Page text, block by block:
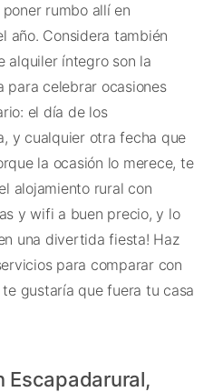
rumbo allí en
año. Considera también
alquiler íntegro son la
para celebrar ocasiones
el día de los
y cualquier otra fecha que
la ocasión lo merece, te
alojamiento rural con
y wifi a buen precio, y lo
una divertida fiesta! Haz
para comparar con
gustaría que fuera tu casa
Escapadarural,